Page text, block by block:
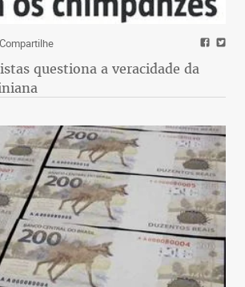
questiona a veracidade da